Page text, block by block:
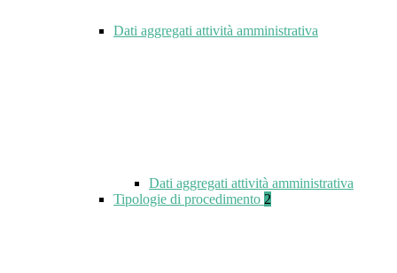
Dati aggregati attività amministrativa
Dati aggregati attività amministrativa
Tipologie di procedimento 2